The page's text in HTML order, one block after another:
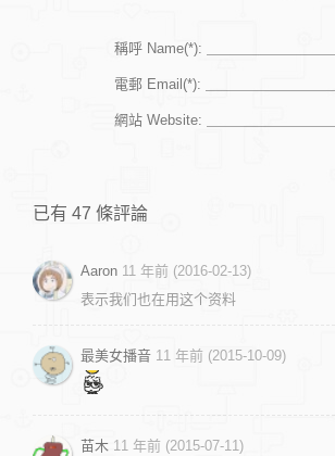
稱呼 Name(*):
電郵 Email(*):
網站 Website:
已有 47 條評論
Aaron 11 年前 (2016-02-13)
表示我们也在用这个资料
最美女播音 11 年前 (2015-10-09)
苗木 11 年前 (2015-07-11)